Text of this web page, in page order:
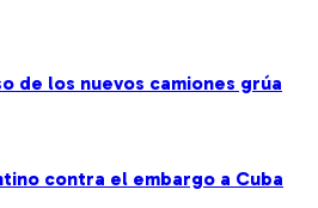
de los nuevos camiones grúa
contra el embargo a Cuba